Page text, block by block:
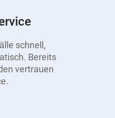
schnell,
Bereits
vertrauen